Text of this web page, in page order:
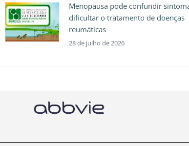
Menopausa pode confundir
dificultar o tratamento de doenças
reumáticas
28 de julho de 2026